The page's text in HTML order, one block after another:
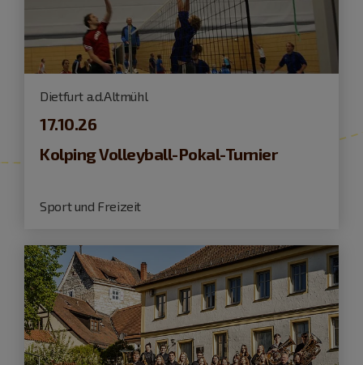
Dietfurt a.d.Altmühl
17.10.26
Kolping Volleyball-Pokal-Turnier
Sport und Freizeit